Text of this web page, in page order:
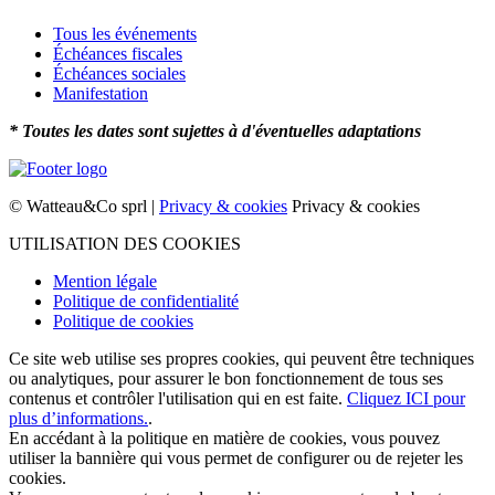
Tous les événements
Échéances fiscales
Échéances sociales
Manifestation
* Toutes les dates sont sujettes à d'éventuelles adaptations
© Watteau&Co sprl | Privacy & cookies Privacy & cookies
UTILISATION DES COOKIES
Mention légale
Politique de confidentialité
Politique de cookies
Ce site web utilise ses propres cookies, qui peuvent être techniques
ou analytiques, pour assurer le bon fonctionnement de tous ses
contenus et contrôler l'utilisation qui en est faite. Cliquez ICI pour
plus d’informations..
En accédant à la politique en matière de cookies, vous pouvez
utiliser la bannière qui vous permet de configurer ou de rejeter les
cookies.